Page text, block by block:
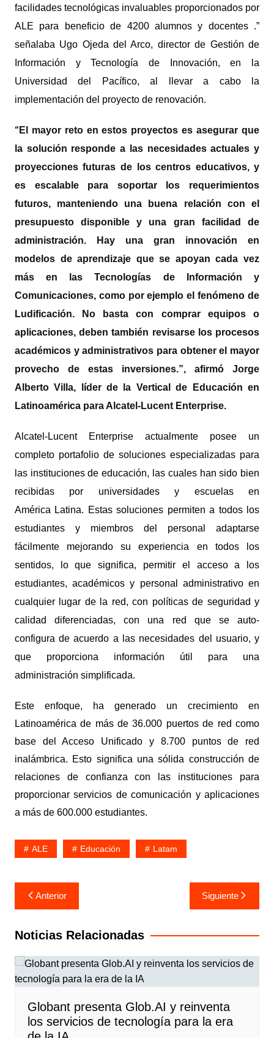
facilidades tecnológicas invaluables proporcionados por
ALE para
beneficio de 4200 alumnos y docentes .”
señalaba Ugo Ojeda del Arco, director de Gestión de
Información y Tecnología de Innovación, en la
Universidad del Pacífico, al llevar a cabo la
implementación del proyecto de renovación.
“El mayor reto en estos proyectos es asegurar que
la solución responde a las necesidades actuales y
proyecciones futuras de
los centros educativos,y
es escalable para soportar los requerimientos
futuros, manteniendo una buena relación con el
presupuesto disponible y una gran facilidad de
administración. Hay una gran innovación en
modelos de aprendizaje que se apoyan cada vez
más en las Tecnologías de Información y
Comunicaciones, como por ejemplo el fenómeno de
Ludificación. No basta con comprar equipos o
aplicaciones, deben también revisarse los procesos
académicos y administrativos para obtener el mayor
provecho de estas inversiones.”, afirmó Jorge
Alberto Villa, líder de la Vertical de Educación en
Latinoamérica para Alcatel-Lucent Enterprise.
Alcatel-Lucent Enterprise actualmente posee un
completo portafolio de soluciones especializadas para
las instituciones de educación, las cuales han sido bien
recibidas por universidades y escuelas en
América Latina. Estassoluciones permiten a todos los
estudiantes y miembros del personal adaptarse
fácilmente mejorando su experiencia en todos los
sentidos,
lo quesignifica, permitir el acceso a los
estudiantes, académicos y personal administrativo en
cualquier lugar de la red, con políticas de seguridad y
calidad diferenciadas, con una red que se auto-
configura de acuerdo a las necesidades del usuario, y
que proporciona información útil para una
administración simplificada.
Este enfoque, ha generado un crecimiento en
Latinoamérica de más de 36.000 puertos de red como
base del Acceso Unificado y 8.700 puntos de red
inalámbrica. Esto significa una sólida construcción de
relaciones de confianza con las instituciones para
proporcionar servicios de comunicación y aplicaciones
a más de 600.000 estudiantes.
ALE Educación Latam
Navegación
de
entradas
Anterior Siguiente
Noticias Relacionadas
Globant presenta Glob.AI y reinventa
los servicios de tecnología para la era